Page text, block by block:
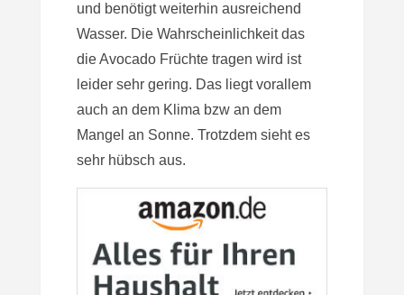
und benötigt weiterhin ausreichend
Wasser. Die Wahrscheinlichkeit das
die Avocado Früchte tragen wird ist
leider sehr gering. Das liegt vorallem
auch an dem Klima bzw an dem
Mangel an Sonne. Trotzdem sieht es
sehr hübsch aus.